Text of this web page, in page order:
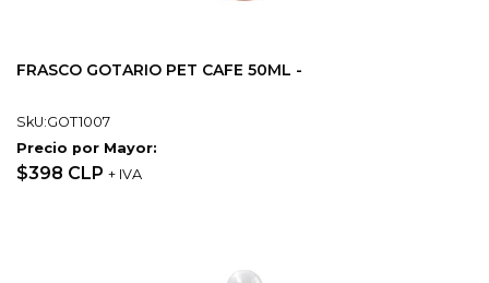
FRASCO GOTARIO PET CAFE 50ML -
SkU:GOT1007
Precio por Mayor:
$398 CLP + IVA